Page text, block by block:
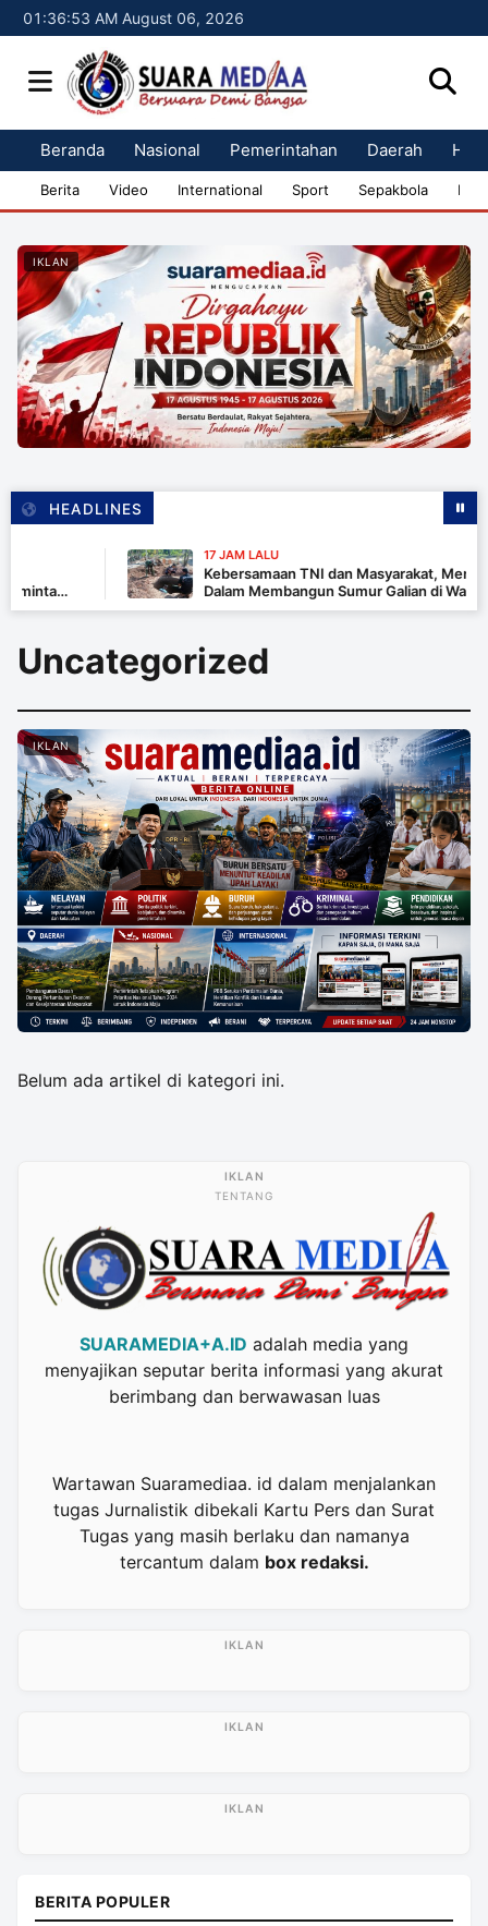
01:36:53 AM August 06, 2026
Beranda Nasional Pemerintahan Daerah
Berita Video International Sport Sepakbola
IKLAN
HEADLINES
17 JAM LALU
Kebersamaan TNI dan Masyarakat, Menjadi
Dalam Membangun Sumur Galian di Wanam
Uncategorized
IKLAN
Belum ada artikel di kategori ini.
TENTANG
SUARAMEDIA+A.ID adalah media yang
menyajikan seputar berita informasi yang akurat
berimbang dan berwawasan luas
Wartawan Suaramediaa. id dalam menjalankan
tugas Jurnalistik dibekali Kartu Pers dan Surat
Tugas yang masih berlaku dan namanya
tercantum dalam box redaksi.
BERITA POPULER